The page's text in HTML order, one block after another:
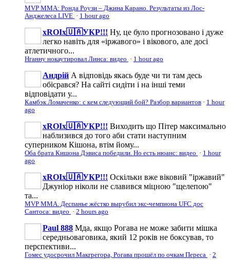
MVP MMA: Ронда Роузи – Джина Карано. Результаты из Лос-
Анджелеса LIVE · 1 hour ago
xROIx🇺🇦УКР!!! Ну, це було прогнозовано і дуже
легко навіть для «іржавого» і вікового, але досі
атлетичного...
Нганну нокаутировал Линса: видео · 1 hour ago
Андрій А відповідь якась буде чи ти там десь
обісрався? На сайті сидіти і на інші теми
відповідати у...
Камбэк Ломаченко: с кем следующий бой? Разбор вариантов · 1 hour
ago
xROIx🇺🇦УКР!!! Виходить що Пітер максимально
наблизився до того аби стати наступним
суперником Кішона, втім йому...
Оба брата Кишона Дэвиса победили. Но есть нюанс: видео · 1 hour
ago
xROIx🇺🇦УКР!!! Оскільки вже віковий "іржавий"
Джуніор ніколи не славився міцною "щелепою"
та...
MVP MMA. Деспанье жёстко вырубил экс-чемпиона UFC дос
Сантоса: видео · 2 hours ago
Paul 888 Мда, якщо Рогава не може забити мішка
середньоваговика, який 12 років не боксував, то
перспективи...
Гомес удосрочил Макгрегора, Рогава прошёл по очкам Переса · 2